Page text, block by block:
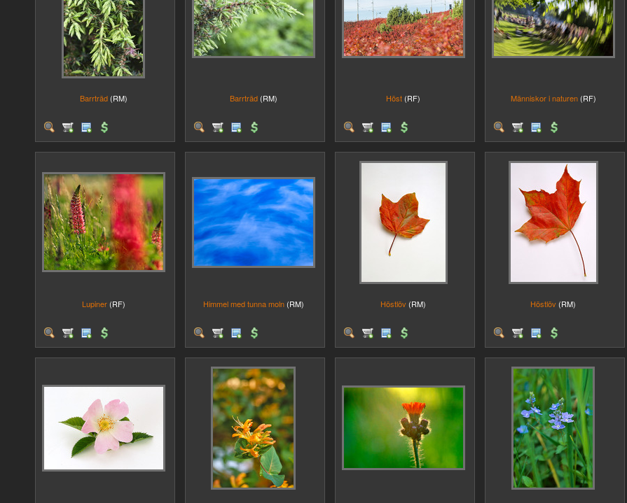
Barrträd (RM) Barrträd (RM) Höst (RF) Människor i naturen (RF)
Lupiner (RF) Himmel med tunna moln (RM) Höstlöv (RM) Höstlöv (RM)